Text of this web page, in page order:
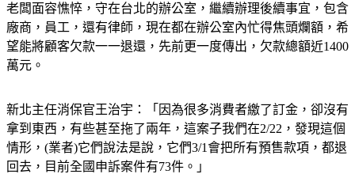
老闆面容憔悴，守在台北的辦公室，繼續辦理後續事宜，包含
廠商，員工，還有律師，現在都在辦公室內忙得焦頭爛額，希
望能將顧客欠款一一退還，先前更一度傳出，欠款總額近1400
萬元。
新北主任消保官王治宇：「因為很多消費者繳了訂金，卻沒有
拿到東西，有些甚至拖了兩年，這案子我們在2/22，發現這個
情形，(業者)它們說法是說，它們3/1會把所有預售款項，都退
回去，目前全國申訴案件有73件。」